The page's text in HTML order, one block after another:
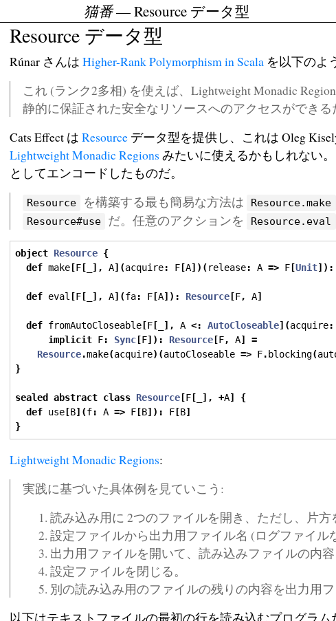
Resource データ型
Rúnar さんはHigher-Rank Polymorphism in Scala を以下のよ
これ (ランク2多相) を使えば、Lightweight Monadic
静的に保証された安全なリソースへのアクセスができる
Cats Effect はResource データ型を提供し、これは Oleg
Lightweight Monadic Regions みたいに使えるかもしれない
としてエンコードしたものだ。
Resource を構築する最も簡易な方法は Resource.make
Resource#use だ。任意のアクションを Resource.eval
object Resource {
def make [F [ ], A](acquire: F [A])(release: A => F [Unit]):
def eval [F [ ], A](fa: F [A]): Resource [F, A]
def fromAutoCloseable [F [ ], A <: AutoCloseable](acquire:
implicit F: Sync [F]): Resource [F, A]
=
Resource.make(acquire)(autoCloseable => F. blocking(
}
sealed abstract class Resource [F [ ], +A]
{
def use [B](f: A => F [B]): F [B]
}
Lightweight Monadic Regions:
実践に基づいた具体例を見ていこう:
読み込み用に 2つのファイルを開き、ただし、片方
設定ファイルから出力用ファイル名 (ログファイル
出力用ファイルを開いて、読み込みファイルの内容
設定ファイルを閉じる。
別の読み込み用のファイルの残りの内容を出力用フ
猫番— Resource データ型